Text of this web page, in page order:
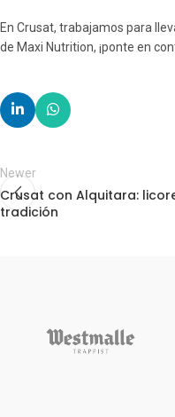
En Crusat, trabajamos para
de Maxi Nutrition, ¡ponte en
Newer
Crusat con Alquitara:
tradición